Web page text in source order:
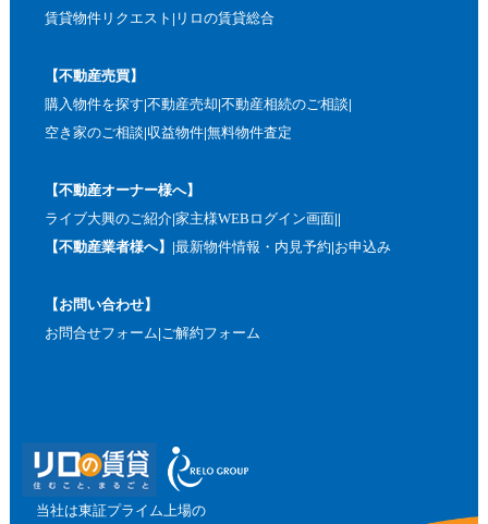
賃貸物件リクエスト リロの賃貸総合
【不動産売買】
購入物件を探す 不動産売却 不動産相続のご相談
空き家のご相談 収益物件 無料物件査定
【不動産オーナー様へ】
ライブ大興のご紹介 家主様WEBログイン画面
【不動産業者様へ】
最新物件情報・内見予約 お申込み
【お問い合わせ】
お問合せフォーム ご解約フォーム
当社は東証プライム上場の